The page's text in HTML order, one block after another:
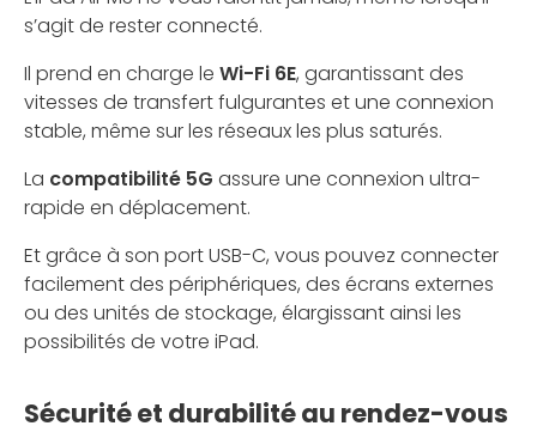
s’agit de rester connecté.
Il prend en charge le Wi-Fi 6E, garantissant des
vitesses de transfert fulgurantes et une connexion
stable, même sur les réseaux les plus saturés.
La compatibilité 5G assure une connexion ultra-
rapide en déplacement.
Et grâce à son port USB-C, vous pouvez connecter
facilement des périphériques, des écrans externes
ou des unités de stockage, élargissant ainsi les
possibilités de votre iPad.
Sécurité et durabilité au rendez-vous